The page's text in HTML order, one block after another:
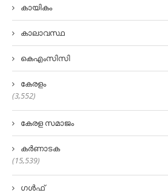
കായികം
കാലാവസ്ഥ
കെഎംസിസി
കേരളം
(3,552)
കേരള സമാജം
കർണാടക
(15,539)
ഗൾഫ്